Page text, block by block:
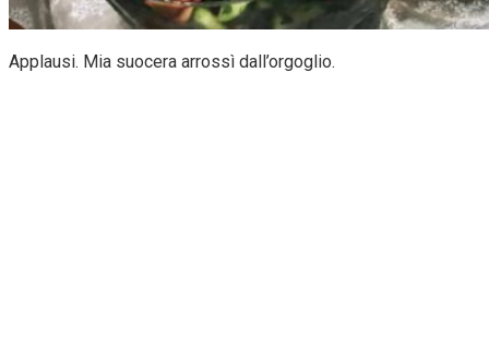
Applausi. Mia suocera arrossì dall’orgoglio.